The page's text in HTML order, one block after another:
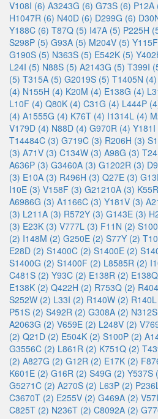
V108I (6) A3243G (6) G73S (6) P12A
H1047R (6) N40D (6) D299G (6)
Y188C (6) T87Q (5) I47A (5) P225H
S298P (5) G93A (5) M204V (5)
G190S (5) N363S (5) E542K (5)
L24I (5) N88S (5) A2143G (5) T399I
(5) T315A (5) G2019S (5) T1405N (4)
(4) N155H (4) K20M (4) E138G (4)
L10F (4) Q80K (4) C31G (4) L444P
(4) A1555G (4) K76T (4) I1314L (4)
V179D (4) N88D (4) G970R (4) Y181I
T14484C (3) G719C (3) R206H (3)
(3) A71V (3) C134W (3) A98G (3)
A636P (3) G3460A (3) G1202R (3)
(3) E10A (3) R496H (3) Q27E (3)
I10E (3) V158F (3) G21210A (3)
A6986G (3) A1166C (3) Y181V (3)
(3) L211A (3) R572Y (3) G143E (3)
(3) E23K (3) V777L (3) F11N (2)
(2) I148M (2) G250E (2) S77Y (2)
E28D (2) S1400C (2) S1400E (2)
S1400G (2) S1400F (2) L8585R (2)
C481S (2) Y93C (2) E138R (2)
E138K (2) Q422H (2) R753Q (2)
S252W (2) L33I (2) R140W (2)
P51S (2) S492R (2) G308A (2)
A2063G (2) V659E (2) L248V (2)
(2) Q21D (2) E504K (2) S100P (2)
G3556C (2) L861R (2) K751Q (2)
(2) A827G (2) G12R (2) E17K (2)
K601E (2) G16R (2) S49G (2) Y537S
G5271C (2) A270S (2) L63P (2)
C3670T (2) E255V (2) G469A (2)
C825T (2) N236T (2) C8092A (2)